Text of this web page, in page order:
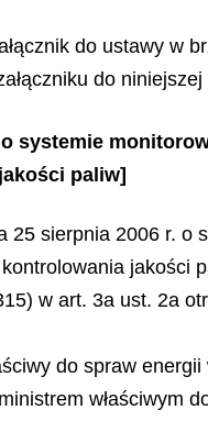
do ustawy w
do niniejszej
systemie
paliw]
25 sierpnia 2006 r. o
jakości
w art. 3a ust. 2a
do spraw energii
właściwym